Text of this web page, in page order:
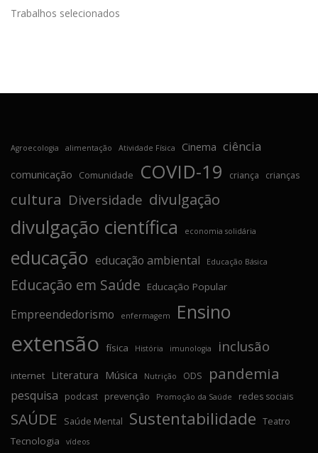
Trabalhos selecionados
Agroecologia alimentação Atividade Física Cinema ciência
comunicação Comunidade COVID-19 criança crianças
cultura Diversidade divulgação
divulgação científica economia solidária
educação educação ambiental Educação Básica
Educação em Saúde Educação Popular
Empreendedorismo enfermagem Ensino
extensão física História imunologia inclusão
internet Literatura Música Nutrição ODS pandemia
pesquisa podcast prevenção Promoção da Saúde redes sociais
SAÚDE Saúde Mental Sustentabilidade Teatro
Tecnologia vídeos